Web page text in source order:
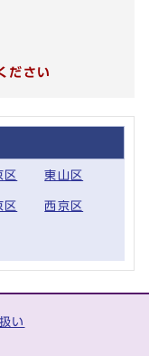
ださい
区 東山区
区 西京区
い